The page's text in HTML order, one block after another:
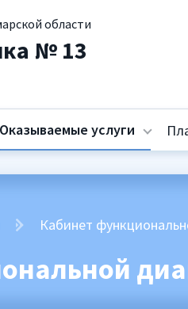
области
№ 13
Оказываемые услуги
Кабинет